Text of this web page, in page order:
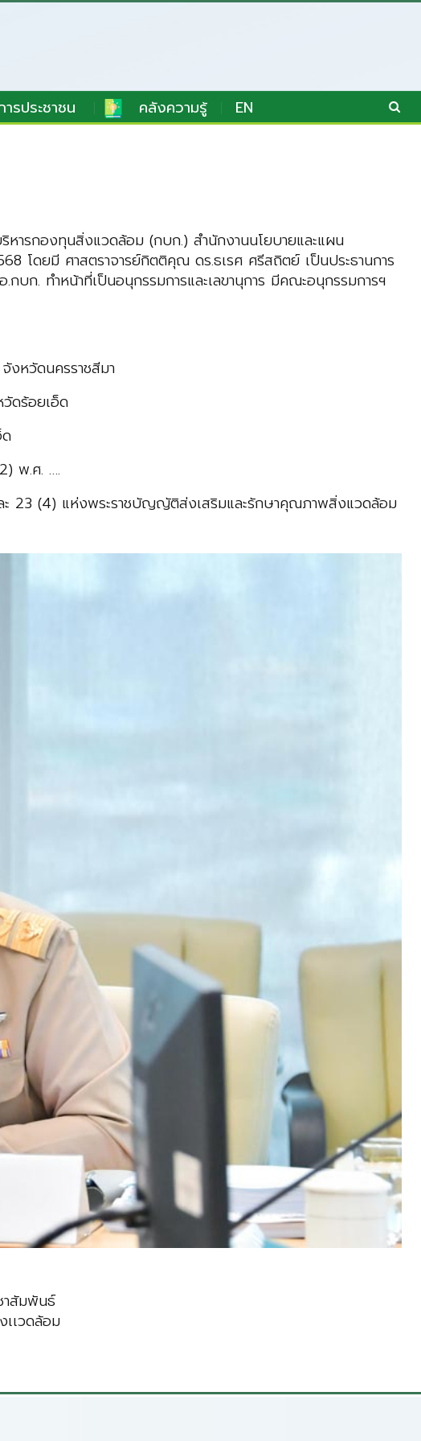
รประชาชน คลังความรู้ EN
ารกองทุนสิ่งแวดล้อม (กบก.) สำนักงานนโยบายและแผน
โดยมี ศาสตราจารย์กิตติคุณ ดร.ธเรศ ศรีสถิตย์ เป็นประธานการ
.กบก. ทำหน้าที่เป็นอนุกรรมการและเลขานุการ มีคณะอนุกรรมการฯ
งหวัดนครราชสีมา
ดร้อยเอ็ด
พ.ศ. ….
ะ 23 (4) แห่งพระราชบัญญัติส่งเสริมและรักษาคุณภาพสิ่งแวดล้อม
าสัมพันธ์
เเวดล้อม